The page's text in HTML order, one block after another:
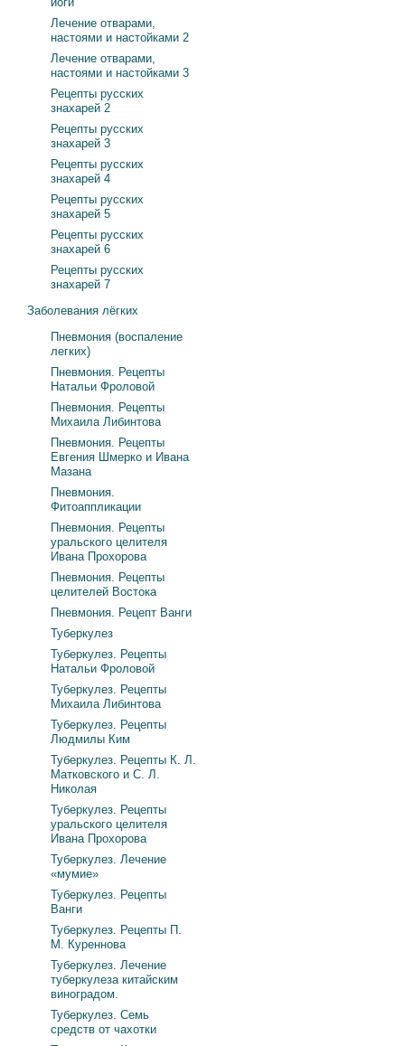
Лечение отварами,
настоями и настойками 2
Лечение отварами,
настоями и настойками 3
Рецепты русских
знахарей 2
Рецепты русских
знахарей 3
Рецепты русских
знахарей 4
Рецепты русских
знахарей 5
Рецепты русских
знахарей 6
Рецепты русских
знахарей 7
Заболевания лёгких
Пневмония (воспаление
легких)
Пневмония. Рецепты
Натальи Фроловой
Пневмония. Рецепты
Михаила Либинтова
Пневмония. Рецепты
Евгения Шмерко и Ивана
Мазана
Пневмония.
Фитоаппликации
Пневмония. Рецепты
уральского целителя
Ивана Прохорова
Пневмония. Рецепты
целителей Востока
Пневмония. Рецепт Ванги
Туберкулез
Туберкулез. Рецепты
Натальи Фроловой
Туберкулез. Рецепты
Михаила Либинтова
Туберкулез. Рецепты
Людмилы Ким
Туберкулез. Рецепты К. Л.
Матковского и С. Л.
Николая
Туберкулез. Рецепты
уральского целителя
Ивана Прохорова
Туберкулез. Лечение
«мумие»
Туберкулез. Рецепты
Ванги
Туберкулез. Рецепты П.
М. Куреннова
Туберкулез. Лечение
туберкулеза китайским
виноградом.
Туберкулез. Семь
средств от чахотки